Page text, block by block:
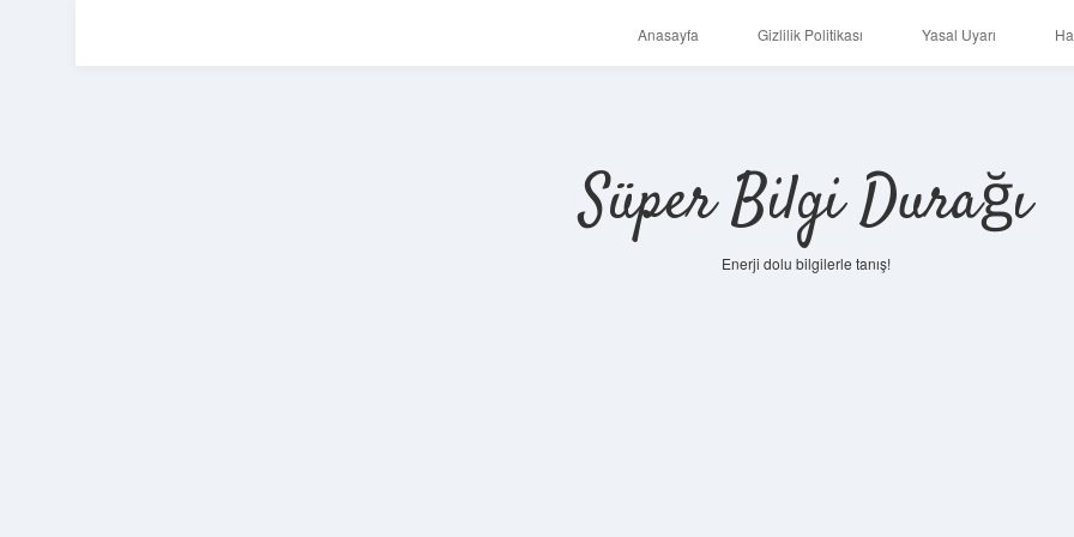
Anasayfa Gizlilik Politikası Yasal Uyarı
Süper Bilgi Durağı
Enerji dolu bilgilerle tanış!